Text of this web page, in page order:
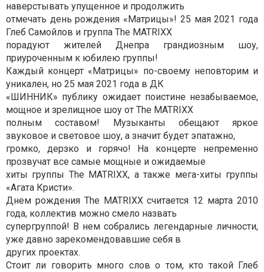
наверстывать упущенное и продолжить
отмечать день рождения «Матрицы»! 25 мая 2021 года
Глеб Самойлов и группа The MATRIXX
порадуют жителей Днепра грандиозным шоу,
приуроченным к юбилею группы!
Каждый концерт «Матрицы» по-своему неповторим и
уникален, но 25 мая 2021 года в ДК
«ШИННИК» публику ожидает поистине незабываемое,
мощное и зрелищное шоу от The MATRIXX
полным составом! Музыканты обещают яркое
звуковое и световое шоу, а значит будет эпатажно,
громко, дерзко и горячо! На концерте непременно
прозвучат все самые мощные и ожидаемые
хиты группы The MATRIXX, а также мега-хиты группы
«Агата Кристи».
Днем рождения The MATRIXX считается 12 марта 2010
года, коллектив можно смело назвать
супергруппой! В нем собрались легендарные личности,
уже давно зарекомендовавшие себя в
других проектах.
Стоит ли говорить много слов о том, кто такой Глеб